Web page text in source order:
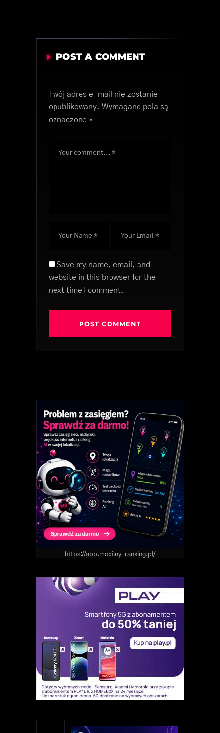
POST A COMMENT
Twój adres e-mail nie zostanie
opublikowany. Wymagane pola są
oznaczone *
Save my name, email, and
website in this browser for the
next time I comment.
https://app.mobilny-ranking.pl/